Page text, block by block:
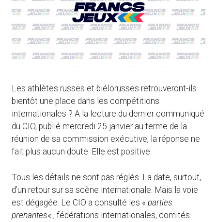
Les athlètes russes et biélorusses retrouveront-ils
bientôt une place dans les compétitions
internationales ? A la lecture du dernier communiqué
du CIO, publié mercredi 25 janvier au terme de la
réunion de sa commission exécutive, la réponse ne
fait plus aucun doute. Elle est positive.
Tous les détails ne sont pas réglés. La date, surtout,
d’un retour sur sa scène internationale. Mais la voie
est dégagée. Le CIO a consulté les « parties
prenantes« , fédérations internationales, comités